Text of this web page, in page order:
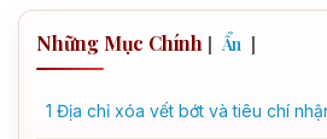
Những Mục Chính [ Ẩn ]
1 Địa chỉ xóa vết bớt và tiêu chí